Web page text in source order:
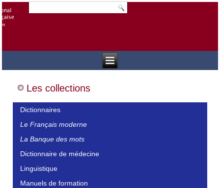
Les collections
Dictionnaires
Le Français moderne
La Banque des mots
Dictionnaire de médecine
Linguistique
Manuels de formation